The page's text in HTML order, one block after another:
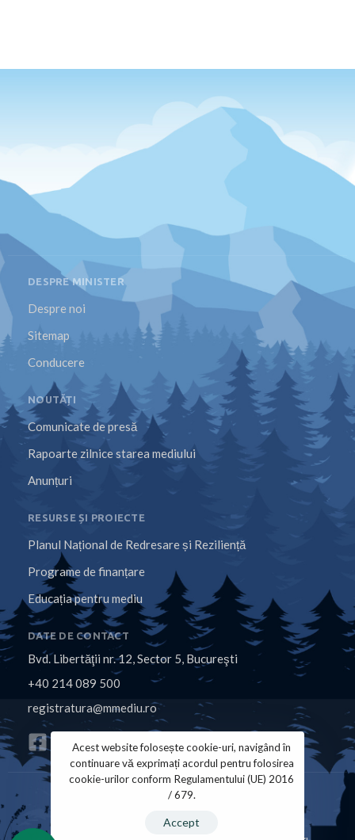
DESPRE MINISTER
Despre noi
Sitemap
Conducere
NOUTĂȚI
Comunicate de presă
Rapoarte zilnice starea mediului
Anunțuri
RESURSE ȘI PROIECTE
Planul Național de Redresare și Reziliență
Programe de finanțare
Educația pentru mediu
DATE DE CONTACT
Bvd. Libertăţii nr. 12, Sector 5, Bucureşti
+40 214 089 500
registratura@mmediu.ro
Acest website folosește cookie-uri, navigând în
continuare vă exprimați acordul pentru folosirea
cookie-urilor conform Regulamentului (UE) 2016
/ 679.
Accept